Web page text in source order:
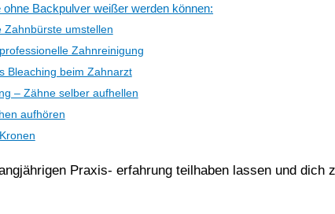
ohne Backpulver weißer werden können:
Zahnbürste umstellen
Zahnreinigung
Bleaching beim Zahnarzt
– Zähne selber aufhellen
aufhören
Praxis- erfahrung teilhaben lassen und dich